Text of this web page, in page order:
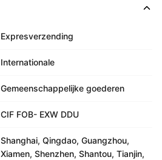
Expresverzending
Internationale
Gemeenschappelijke goederen
CIF FOB- EXW DDU
Shanghai, Qingdao, Guangzhou,
Xiamen, Shenzhen, Shantou, Tianjin,